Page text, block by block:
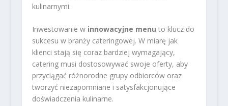
kulinarnymi.
Inwestowanie w innowacyjne menu to klucz do
sukcesu w branży cateringowej. W miarę jak
klienci stają się coraz bardziej wymagający,
catering musi dostosowywać swoje oferty, aby
przyciągać różnorodne grupy odbiorców oraz
tworzyć niezapomniane i satysfakcjonujące
doświadczenia kulinarne.